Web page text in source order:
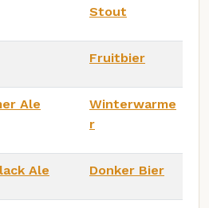
Stout
Fruitbier
Ale
Winterwarme
r
Ale Donker Bier